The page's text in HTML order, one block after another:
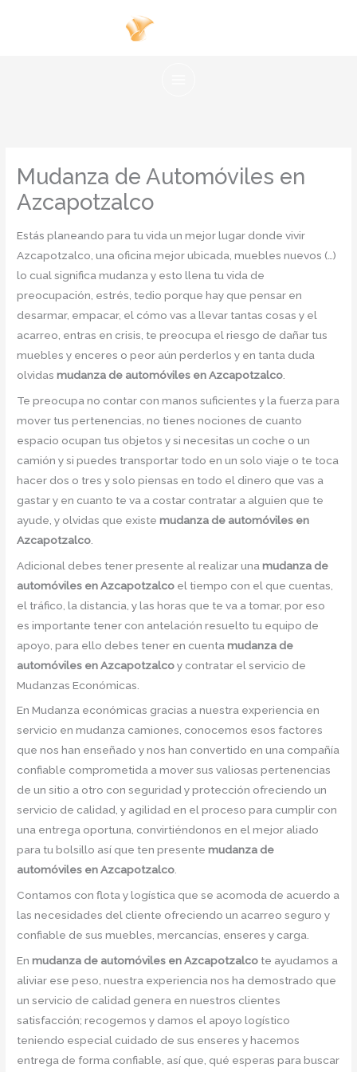
Mudanza de Automóviles en
Azcapotzalco
Estás planeando para tu vida un mejor lugar donde vivir
Azcapotzalco, una oficina mejor ubicada, muebles nuevos (…)
lo cual significa mudanza y esto llena tu vida de
preocupación, estrés, tedio porque hay que pensar en
desarmar, empacar, el cómo vas a llevar tantas cosas y el
acarreo, entras en crisis, te preocupa el riesgo de dañar tus
muebles y enceres o peor aún perderlos y en tanta duda
olvidasmudanza de automóviles en Azcapotzalco
Te preocupa no contar con manos suficientes y la fuerza para
mover tus pertenencias, no tienes nociones de cuanto
espacio ocupan tus objetos y si necesitas un coche o un
camión y si puedes transportar todo en un solo viaje o te toca
hacer dos o tres y solo piensas en todo el dinero que vas a
gastar y en cuanto te va a costar contratar a alguien que te
ayude, y olvidas que existemudanza de automóviles en
Azcapotzalco
Adicional debes tener presente al realizar unamudanza de
automóviles en Azcapotzalco el tiempo con el que cuentas,
el tráfico, la distancia, y las horas que te va a tomar, por eso
es importante tener con antelación resuelto tu equipo de
apoyo, para ello debes tener en cuentamudanza de
automóviles en Azcapotzalcoy contratar el servicio de
Mudanzas Económicas.
En Mudanza económicas gracias a nuestra experiencia en
servicio en mudanza camiones, conocemos esos factores
que nos han enseñado y nos han convertido en una compañía
confiable comprometida a mover sus valiosas pertenencias
de un sitio a otro con seguridad y protección ofreciendo un
servicio de calidad, y agilidad en el proceso para cumplir con
una entrega oportuna, convirtiéndonos en el mejor aliado
para tu bolsillo así que ten presentemudanza de
automóviles en Azcapotzalco.
Contamos con flota y logística que se acomoda de acuerdo a
las necesidades del cliente ofreciendo un acarreo seguro y
confiable de sus muebles, mercancías, enseres y carga.
Enmudanza de automóviles en Azcapotzalco te ayudamos a
aliviar ese peso, nuestra experiencia nos ha demostrado que
un servicio de calidad genera en nuestros clientes
satisfacción; recogemos y damos el apoyo logístico
teniendo especial cuidado de sus enseres y hacemos
entrega de forma confiable, así que, qué esperas para buscar